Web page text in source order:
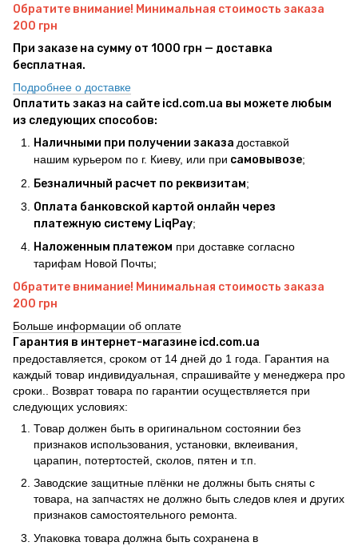
Обратите внимание! Минимальная стоимость заказа
200 грн
При заказе на сумму от 1000 грн — доставка
бесплатная.
Подробнее о доставке
Оплатить заказ на сайте icd.com.ua вы можете любым
из следующих способов:
Наличными при получении заказа доставкой
нашим курьером по г. Киеву, или при самовывозе;
Безналичный расчет по реквизитам;
Оплата банковской картой онлайн через
платежную систему LiqPay;
Наложенным платежом при доставке согласно
тарифам Новой Почты;
Обратите внимание! Минимальная стоимость заказа
200 грн
Больше информации об оплате
Гарантия в интернет-магазине icd.com.ua
предоставляется, сроком от 14 дней до 1 года. Гарантия на
каждый товар индивидуальная, спрашивайте у менеджера про
сроки.. Возврат товара по гарантии осуществляется при
следующих условиях:
Товар должен быть в оригинальном состоянии без
признаков использования, установки, вклеивания,
царапин, потертостей, сколов, пятен и т.п.
Заводские защитные плёнки не должны быть сняты с
товара, на запчастях не должно быть следов клея и других
признаков самостоятельного ремонта.
Упаковка товара должна быть сохранена в